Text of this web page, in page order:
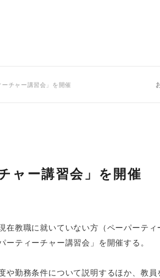
チャー講習会」を開催
ャー講習会」を開催
教職に就いていない方（ペーパーテ
ティーチャー講習会」を開催する。
や勤務条件について説明するほか、教